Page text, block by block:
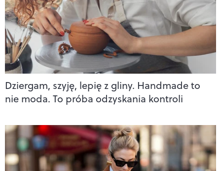
Dziergam, szyję, lepię z gliny. Handmade to
nie moda. To próba odzyskania kontroli